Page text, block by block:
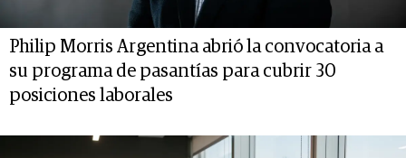
Philip Morris Argentina abrió la convocatoria a
su programa de pasantías para cubrir 30
posiciones laborales